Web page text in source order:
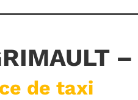
–
de taxi